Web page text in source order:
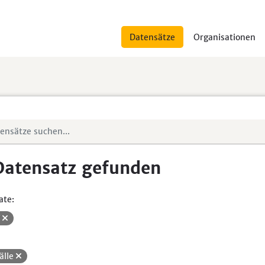
Datensätze Organisationen
gefunden